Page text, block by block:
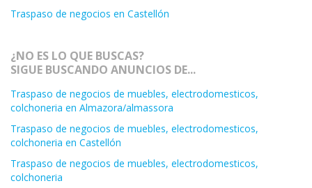
Traspaso de negocios en Castellón
¿NO ES LO QUE BUSCAS?
SIGUE BUSCANDO ANUNCIOS DE...
Traspaso de negocios de muebles, electrodomesticos,
colchoneria en Almazora/almassora
Traspaso de negocios de muebles, electrodomesticos,
colchoneria en Castellón
Traspaso de negocios de muebles, electrodomesticos,
colchoneria